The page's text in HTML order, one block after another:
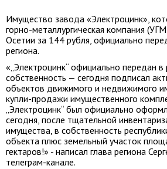
Имущество завода «Электроцинк»,
горно-металлургическая компания
Осетии за 144 рубля, официально
региона.
«„Электроцинк“ официально передан в
собственность — сегодня подписал
объектов движимого и недвижимого
купли-продажи имущественного
„Электроцинк“ был официально
сегодня, после тщательной
имущества, в собственность
объекта плюс земельный участок
гектаров!» - написал глава региона
телеграм-канале.